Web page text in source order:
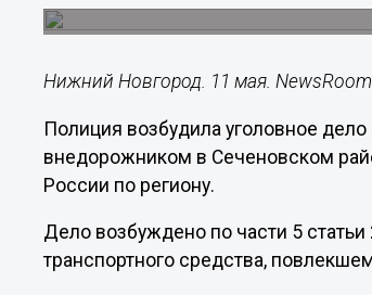
Нижний Новгород. 11 мая.
Полиция возбудила уголовное
внедорожником в Сеченовском
России по региону.
Дело возбуждено по части 5
транспортного средства,